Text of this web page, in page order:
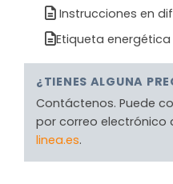
Instrucciones en
Etiqueta energética
¿TIENES ALGUNA
Contáctenos. Puede
por correo electrónico
linea.es.